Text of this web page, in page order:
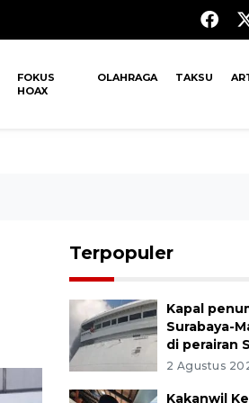
FOKUS
HOAX
OLAHRAGA TAKSU
Terpopuler
Kapal
Surabaya-
di perairan
2 Agustus
Kakanwil